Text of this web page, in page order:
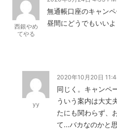
西銀やめ
てやる
無通帳口座のキャン
昼間にどうでもいい
yy
2020年10月20日
同じく。キャンペ
ういう案内は大丈
たにも関わらず、
て...バカなのかと思